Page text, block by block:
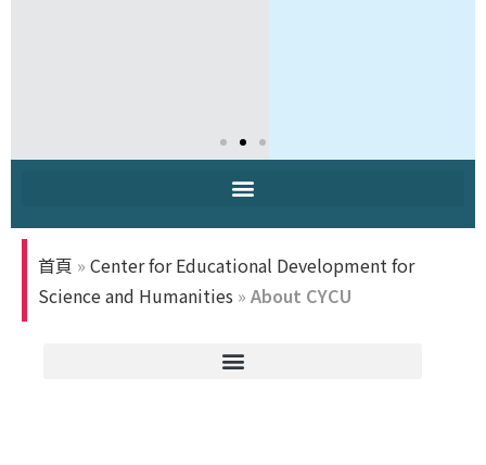
首頁 » Center for Educational Development for
Science and Humanities » About CYCU